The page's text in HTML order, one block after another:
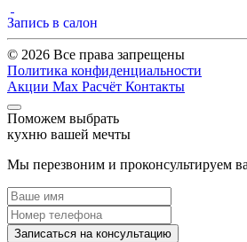
Запись в салон
© 2026 Все права запрещены
Политика конфиденциальности
Акции Max Расчёт Контакты
Поможем выбрать
кухню вашей мечты
Мы перезвоним и проконсультируем
Записаться на консультацию